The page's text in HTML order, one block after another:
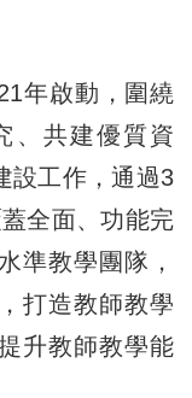
年啟動，圍繞
、共建優質資
設工作，通過3
全面、功能完
準教學團隊，
打造教師教學
升教師教學能